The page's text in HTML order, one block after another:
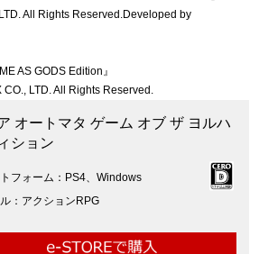
All Rights Reserved.Developed by
AS GODS Edition』
LTD. All Rights Reserved.
オートマタ ゲーム オブ ザ ヨルハ
ション
フォーム
PS4、Windows
アクションRPG